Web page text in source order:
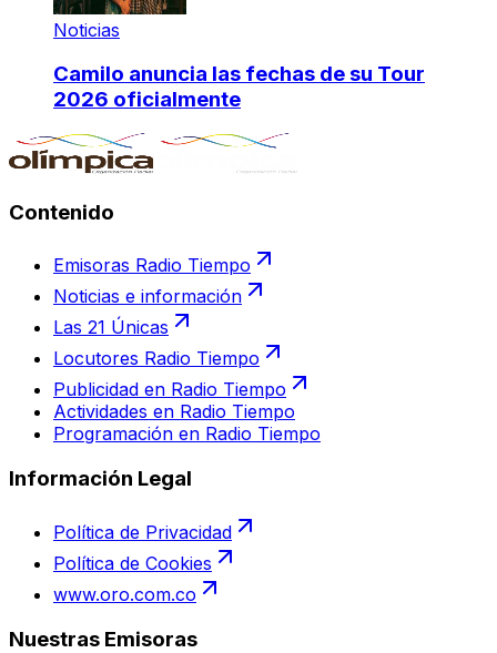
Noticias
Camilo anuncia las fechas de su Tour
2026 oficialmente
Contenido
Emisoras Radio Tiempo
Noticias e información
Las 21 Únicas
Locutores Radio Tiempo
Publicidad en Radio Tiempo
Actividades en Radio Tiempo
Programación en Radio Tiempo
Información Legal
Política de Privacidad
Política de Cookies
www.oro.com.co
Nuestras Emisoras